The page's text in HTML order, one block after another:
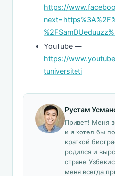
https://
YouTube —
https://
tuniversiteti
Рустам
Привет! Меня
и я хотел бы
краткой
родился и
стране
меня всегда